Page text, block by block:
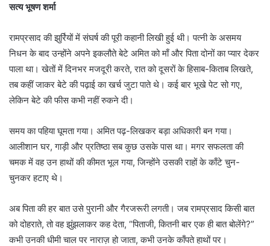
सत्य भूषण शर्मा
रामप्रसाद की झुर्रियों में संघर्ष की पूरी कहानी लिखी हुई थी। पत्नी के असमय
निधन के बाद उन्होंने अपने इकलौते बेटे अमित को माँ और पिता दोनों का प्यार देकर
पाला था। खेतों में दिनभर मजदूरी करते, रात को दूसरों के हिसाब-किताब लिखते,
तब कहीं जाकर बेटे की पढ़ाई का खर्च जुटा पाते थे। कई बार भूखे पेट सो गए,
लेकिन बेटे की फीस कभी नहीं रुकने दी।
समय का पहिया घूमता गया। अमित पढ़-लिखकर बड़ा अधिकारी बन गया।
आलीशान घर, गाड़ी और प्रतिष्ठा सब कुछ उसके पास था। मगर सफलता की
चमक में वह उन हाथों की कीमत भूल गया, जिन्होंने उसकी राहों के काँटे चुन-
चुनकर हटाए थे।
अब पिता की हर बात उसे पुरानी और गैरजरूरी लगती। जब रामप्रसाद किसी बात
को दोहराते, तो वह झुंझलाकर कह देता, “पिताजी, कितनी बार एक ही बात बोलेंगे?”
कभी उनकी धीमी चाल पर नाराज़ हो जाता, कभी उनके काँपते हाथों पर।